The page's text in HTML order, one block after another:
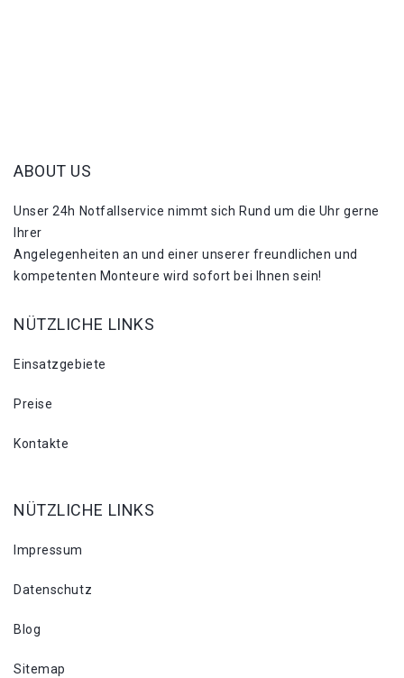
ABOUT US
Unser 24h Notfallservice nimmt sich Rund um die Uhr gerne
Ihrer
Angelegenheiten an und einer unserer freundlichen und
kompetenten Monteure wird sofort bei Ihnen sein!
NÜTZLICHE LINKS
Einsatzgebiete
Preise
Kontakte
NÜTZLICHE LINKS
Impressum
Datenschutz
Blog
Sitemap